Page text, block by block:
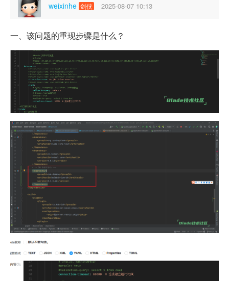
weixinhe 剑侠 2025-08-07 10:13
一、该问题的重现步骤是什么？